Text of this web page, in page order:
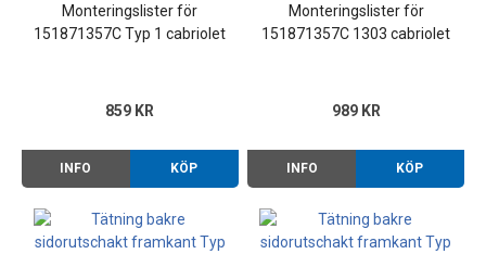
Monteringslister för
151871357C Typ 1 cabriolet
859 KR
INFO KÖP
Monteringslister för
151871357C 1303 cabriolet
989 KR
INFO KÖP